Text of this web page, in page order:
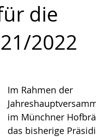
die
2022
Im Rahmen der
im Münchner
das bisherige